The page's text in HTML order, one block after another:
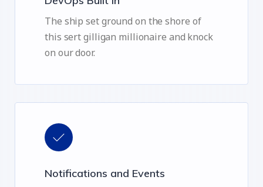
The ship set ground on the shore of
this sert gilligan millionaire and knock
on our door.
Notifications and Events